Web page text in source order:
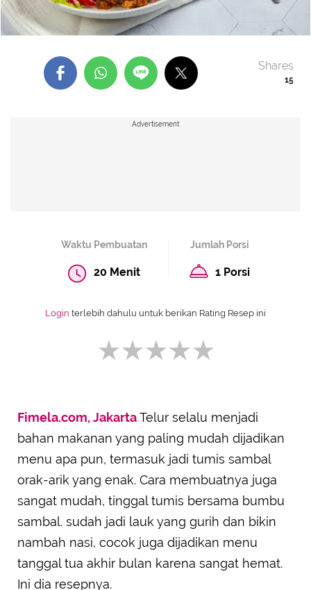
15
Shares
Advertisement
Waktu Pembuatan
20 Menit
Jumlah Porsi
1 Porsi
Login terlebih dahulu untuk berikan Rating Resep ini
SUBMIT REVIEW
Fimela.com, JakartaTelur selalu menjadi
bahan makanan yang paling mudah dijadikan
menu apa pun, termasuk jadi tumis sambal
orak-arik yang enak. Cara membuatnya juga
sangat mudah, tinggal tumis bersama bumbu
sambal. sudah jadi lauk yang gurih dan bikin
nambah nasi, cocok juga dijadikan menu
tanggal tua akhir bulan karena sangat hemat.
Ini dia resepnya.